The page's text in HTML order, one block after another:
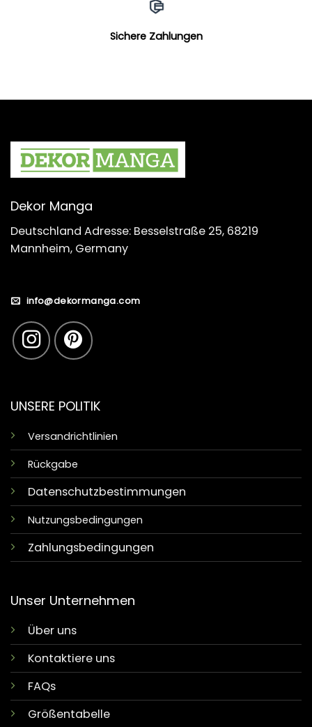
Sichere Zahlungen
Dekor Manga
Deutschland Adresse: Besselstraße 25, 68219
Mannheim, Germany
info@dekormanga.com
UNSERE POLITIK
Versandrichtlinien
Rückgabe
Datenschutzbestimmungen
Nutzungsbedingungen
Zahlungsbedingungen
Unser Unternehmen
Über uns
Kontaktiere uns
FAQs
Größentabelle